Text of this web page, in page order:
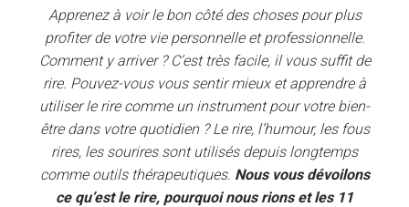
Apprenez à voir le bon côté des choses pour plus
profiter de votre vie personnelle et professionnelle.
Comment y arriver ? C’est très facile, il vous suffit de
rire. Pouvez-vous vous sentir mieux et apprendre à
utiliser le rire comme un instrument pour votre bien-
être dans votre quotidien ? Le rire, l’humour, les fous
rires, les sourires sont utilisés depuis longtemps
comme outils thérapeutiques. Nous vous dévoilons
ce qu’est le rire, pourquoi nous rions et les 11